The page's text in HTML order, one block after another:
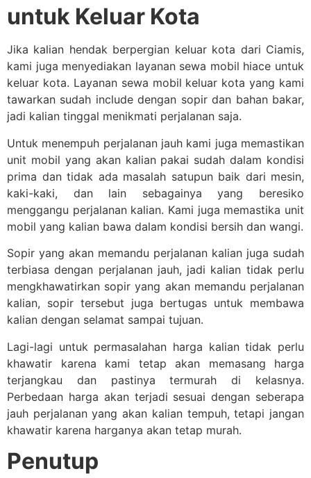
untuk Keluar Kota
Jika kalian hendak berpergian keluar kota dari Ciamis,
kami juga menyediakan layanan sewa mobil hiace untuk
keluar kota. Layanan sewa mobil keluar kota yang kami
tawarkan sudah include dengan sopir dan bahan bakar,
jadi kalian tinggal menikmati perjalanan saja.
Untuk menempuh perjalanan jauh kami juga memastikan
unit mobil yang akan kalian pakai sudah dalam kondisi
prima dan tidak ada masalah satupun baik dari mesin,
kaki-kaki, dan lain sebagainya yang beresiko
menggangu perjalanan kalian. Kami juga memastika unit
mobil yang kalian bawa dalam kondisi bersih dan wangi.
Sopir yang akan memandu perjalanan kalian juga sudah
terbiasa dengan perjalanan jauh, jadi kalian tidak perlu
mengkhawatirkan sopir yang akan memandu perjalanan
kalian, sopir tersebut juga bertugas untuk membawa
kalian dengan selamat sampai tujuan.
Lagi-lagi untuk permasalahan harga kalian tidak perlu
khawatir karena kami tetap akan memasang harga
terjangkau dan pastinya termurah di kelasnya.
Perbedaan harga akan terjadi sesuai dengan seberapa
jauh perjalanan yang akan kalian tempuh, tetapi jangan
khawatir karena harganya akan tetap murah.
Penutup